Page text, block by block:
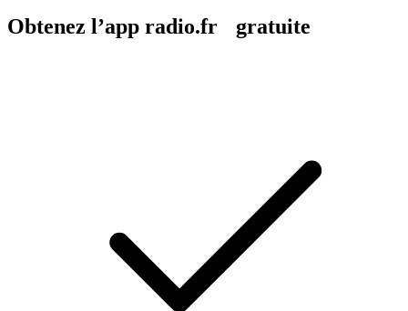
Obtenez l’app radio.fr gratuite